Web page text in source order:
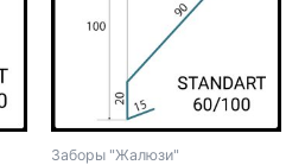
Заборы "Жалюзи"